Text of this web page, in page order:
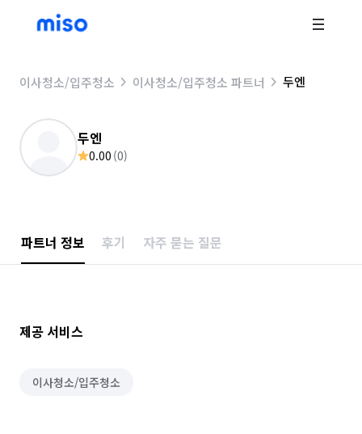
이사청소/입주청소 이사청소/입주청소 파트너 두엔
두엔
0.00 (0)
파트너 정보 후기 자주 묻는 질문
제공 서비스
이사청소/입주청소